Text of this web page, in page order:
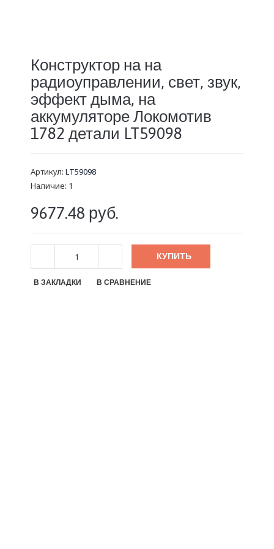
Конструктор на на
радиоуправлении, свет, звук,
эффект дыма, на
аккумуляторе Локомотив
1782 детали LT59098
Артикул: LT59098
Наличие: 1
9677.48 руб.
КУПИТЬ
В ЗАКЛАДКИ В СРАВНЕНИЕ